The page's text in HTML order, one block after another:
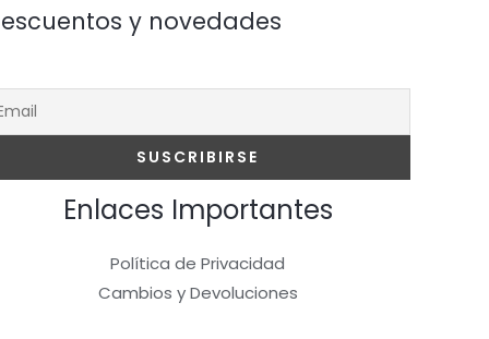
y novedades
Enlaces Importantes
Política de Privacidad
Cambios y Devoluciones